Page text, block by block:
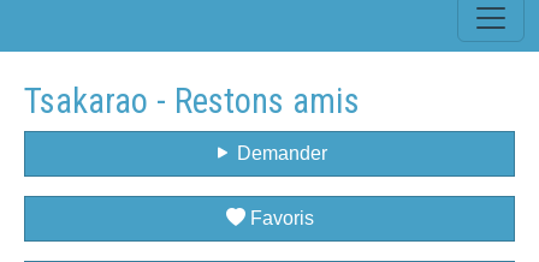
Tsakarao - Restons amis
Demander
Favoris